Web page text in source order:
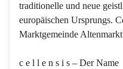
traditionelle und neue
europäischen Ursprungs.
Marktgemeinde
c e l l e n s i s – Der Name